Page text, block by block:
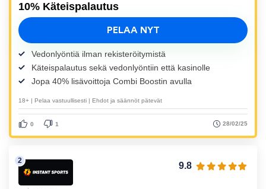
28/02/25
10% Käteispalautus
Vedonlyöntiä ilman rekisteröitymistä
Käteispalautus sekä vedonlyöntiin että kasinolle
Jopa 40% lisävoittoja Combi Boostin avulla
PELAA NYT
0 1
18+ | Pelaa vastuullisesti | Ehdot ja säännöt pätevät
9.8